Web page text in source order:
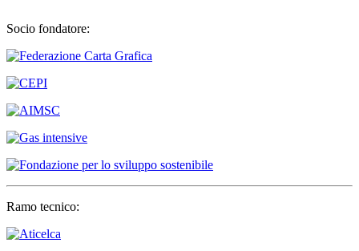
Socio fondatore:
Ramo tecnico: